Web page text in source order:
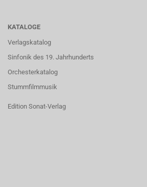
KATALOGE
Verlagskatalog
Sinfonik des 19. Jahrhunderts
Orchesterkatalog
Stummfilmmusik
Edition Sonat-Verlag